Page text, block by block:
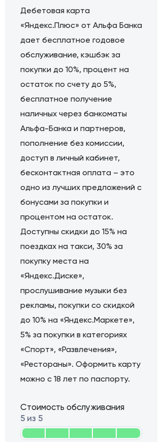
Дебетовая карта
«Яндекс.Плюс» от Альфа Банка
дает бесплатное годовое
обслуживание, кэшбэк за
покупки до 10%, процент на
остаток по счету до 5%,
бесплатное получение
наличных через банкоматы
Альфа-Банка и партнеров,
пополнение без комиссии,
доступ в личный кабинет,
бесконтактная оплата – это
одно из лучших предложений с
бонусами за покупки и
процентом на остаток.
Доступны скидки до 15% на
поездках на такси, 30% за
покупку места на
«Яндекс.Диске»,
прослушивание музыки без
рекламы, покупки со скидкой
до 10% на «Яндекс.Маркете»,
5% за покупки в категориях
«Спорт», «Развлечения»,
«Рестораны». Оформить карту
можно с 18 лет по паспорту.
Стоимость обслуживания
5 из 5